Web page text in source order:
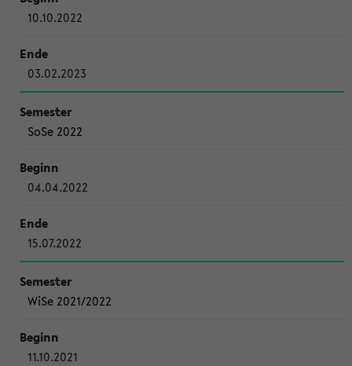
10.10.2022
03.02.2023
SoSe 2022
04.04.2022
15.07.2022
WiSe 2021/2022
11.10.2021